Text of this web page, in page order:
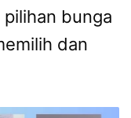
bunga
dan